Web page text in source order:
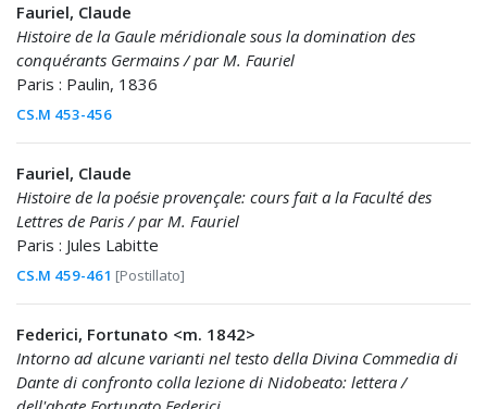
Fauriel, Claude
Histoire de la Gaule méridionale sous la domination des
conquérants Germains / par M. Fauriel
Paris : Paulin, 1836
CS.M 453-456
Fauriel, Claude
Histoire de la poésie provençale: cours fait a la Faculté des
Lettres de Paris / par M. Fauriel
Paris : Jules Labitte
CS.M 459-461 [Postillato]
Federici, Fortunato <m. 1842>
Intorno ad alcune varianti nel testo della Divina Commedia di
Dante di confronto colla lezione di Nidobeato: lettera /